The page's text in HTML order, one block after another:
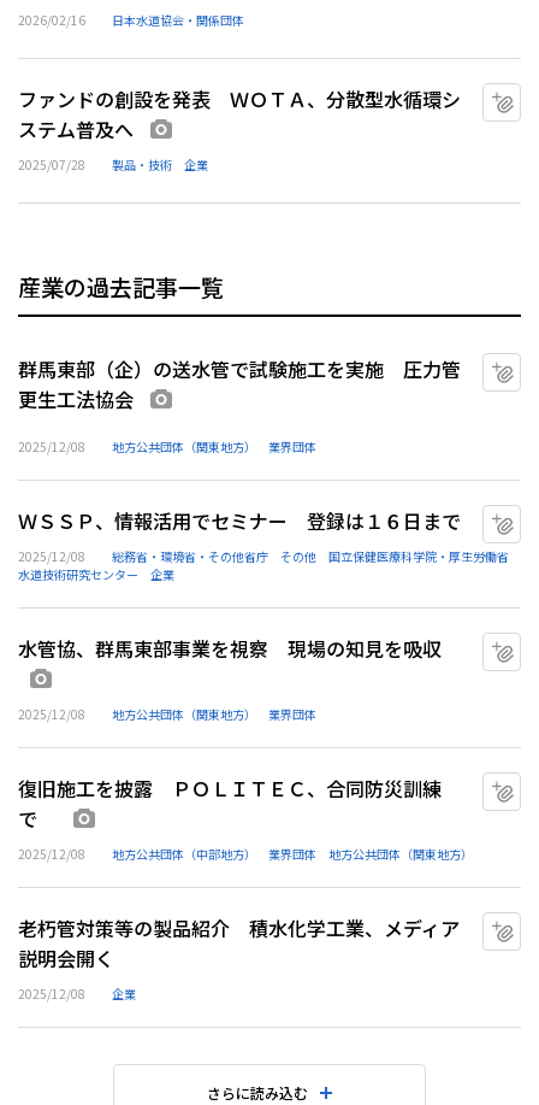
2026/02/16 日本水道協会・関係団体
ファンドの創設を発表 ＷＯＴＡ、分散型水循環シ
ステム普及へ
2025/07/28 製品・技術 企業
産業の過去記事一覧
群馬東部（企）の送水管で試験施工を実施 圧力管
更生工法協会
2025/12/08 地方公共団体（関東地方） 業界団体
ＷＳＳＰ、情報活用でセミナー 登録は１６日まで
2025/12/08 総務省・環境省・その他省庁 その他
国立保健医療科学院・厚生労働省
水道技術研究センター
企業
水管協、群馬東部事業を視察 現場の知見を吸収
2025/12/08 地方公共団体（関東地方） 業界団体
復旧施工を披露 ＰＯＬＩＴＥＣ、合同防災訓練
で
2025/12/08 地方公共団体（中部地方） 業界団体 地方公共団体（関東地方）
老朽管対策等の製品紹介 積水化学工業、メディア
説明会開く
2025/12/08 企業
さらに読み込む